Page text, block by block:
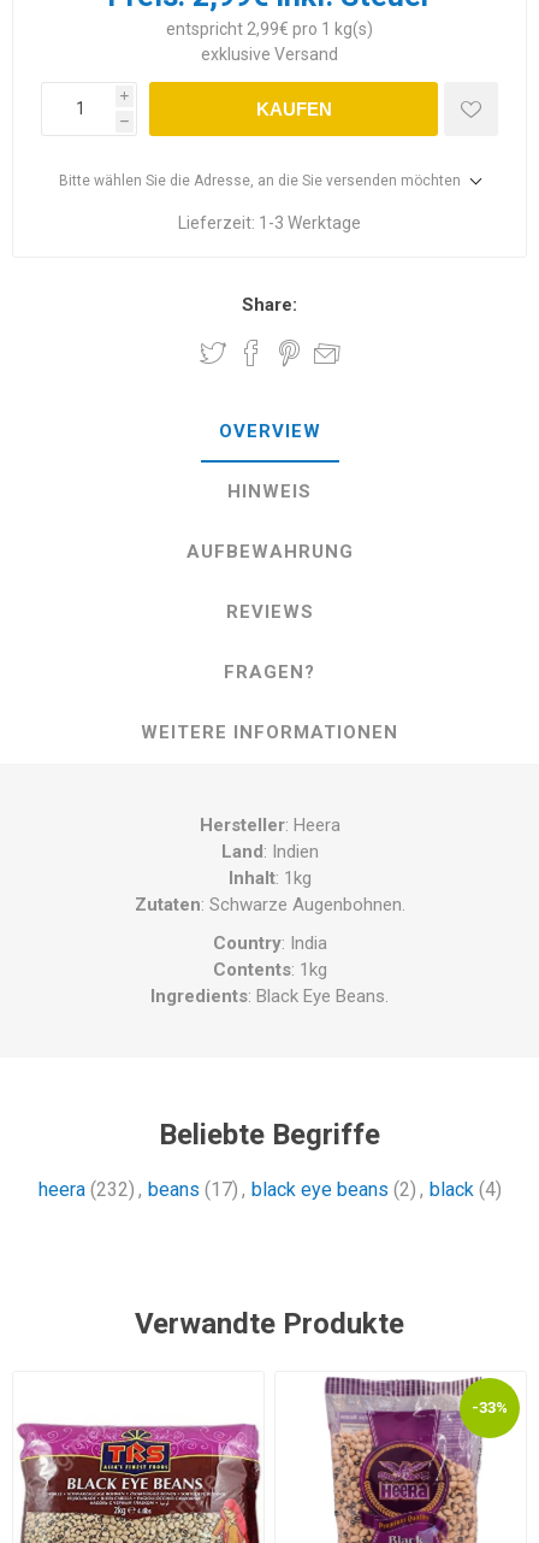
entspricht 2,99€ pro 1 kg(s)
exklusive Versand
i
h
KAUFEN
Bitte wählen Sie die Adresse, an die Sie versenden möchten
Lieferzeit: 1-3 Werktage
Share:
OVERVIEW
HINWEIS
AUFBEWAHRUNG
REVIEWS
FRAGEN?
WEITERE INFORMATIONEN
Hersteller: Heera
Land: Indien
Inhalt: 1kg
Zutaten: Schwarze Augenbohnen.
Country: India
Contents: 1kg
Ingredients: Black Eye Beans.
Beliebte Begriffe
heera (232) , beans (17) , black eye beans (2) , black (4)
Verwandte Produkte
-33%